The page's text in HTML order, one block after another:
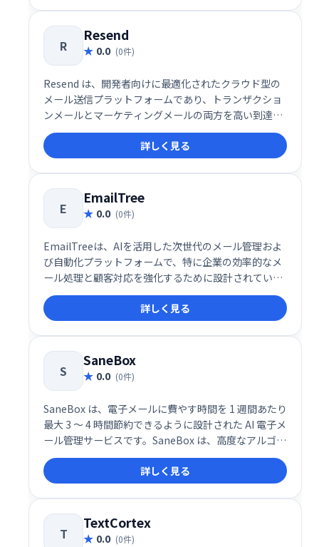
R
Resend
0.0 (0件)
Resend は、開発者向けに最適化されたクラウド型の
メール送信プラットフォームであり、トランザクショ
ンメールとマーケティングメールの両方を高い到達率
とスピードで届けることに特化したソリューションで
す。メールの信頼性や配信パフォーマンスに加え、開
発者体験（DX）を徹底的に重視した設計により、
SaaS企業やスタートアップを中心に注目を集めていま
す。
詳しく見る
E
EmailTree
0.0 (0件)
EmailTreeは、AIを活用した次世代のメール管理およ
び自動化プラットフォームで、特に企業の効率的なメ
ール処理と顧客対応を強化するために設計されていま
す。このサービスは、AIによるメールの分類、返信提
案、センチメント分析を統合し、受信トレイ管理の生
産性を劇的に向上させます。
詳しく見る
S
SaneBox
0.0 (0件)
SaneBox は、電子メールに費やす時間を 1 週間あたり
最大 3 ～ 4 時間節約できるように設計された AI 電子メ
ール管理サービスです。SaneBox は、高度なアルゴリ
ズムと機械学習を使用して、受信した電子メールを重
要度に応じて自動的にフォルダーに分類します。これ
により、無関係なメッセージを分類する時間を減ら
し、重要なこと、つまり電子メール以外のあらゆるこ
とに集中できるようになります。
詳しく見る
T
TextCortex
0.0 (0件)